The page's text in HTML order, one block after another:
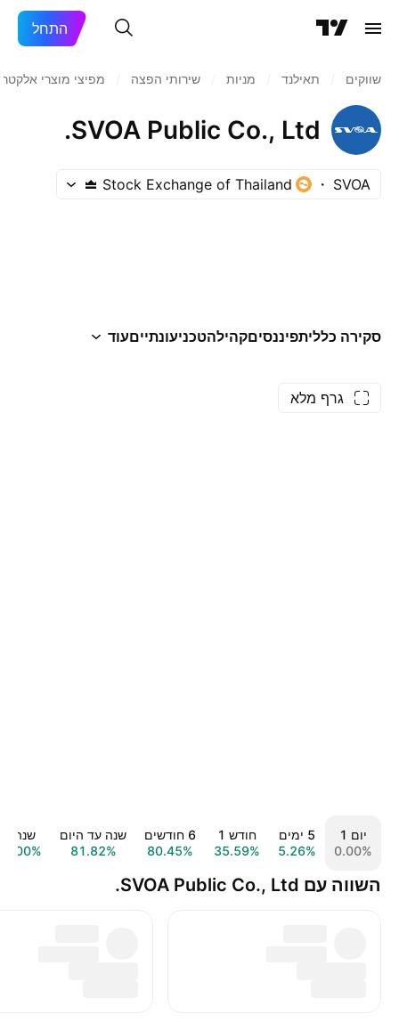
התחל
שווקים תאילנד מניות‏ שירותי הפצה מפיצי מוצרי
SVOA Public Co., Ltd.
SVOA
Stock Exchange of Thailand
סקירה כלליתפיננסיםקהילהטכניעונתייםעוד
גרף מלא
יום ‎1‎
0.00%
‎5‎ ימים
5.26%
חודש ‎1‎
35.59%
‎6‎ חודשים
80.45%
שנה עד היום
81.82%
שנה ‎1‎
השווה עם SVOA Public Co., Ltd.